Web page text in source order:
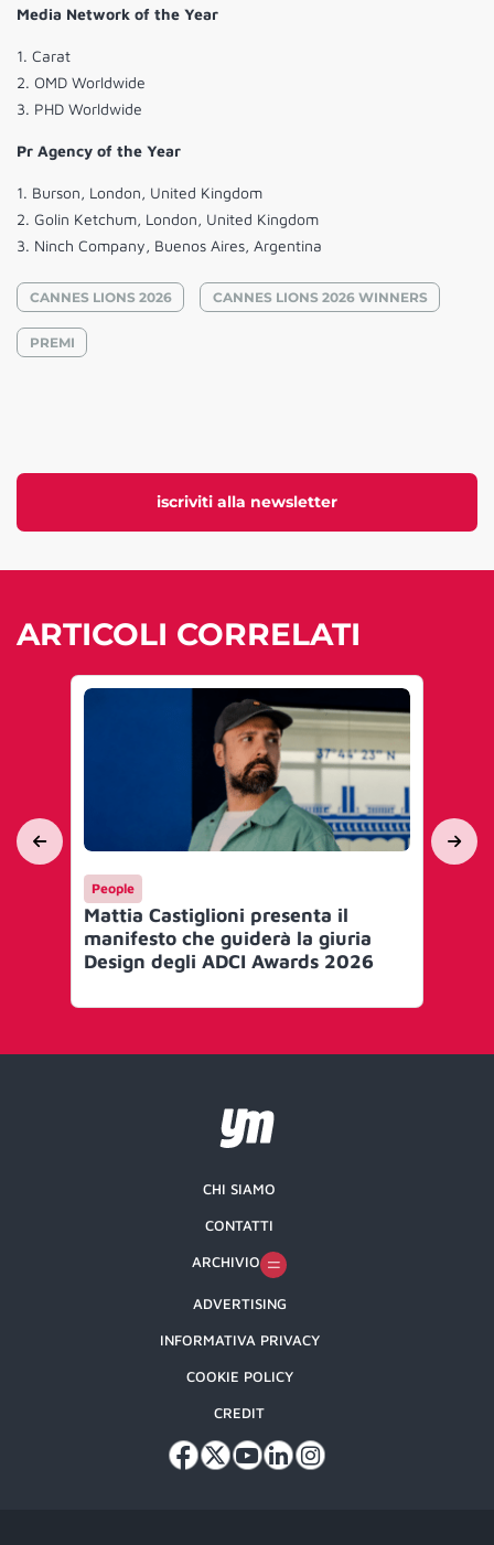
iscriviti alla newsletter
Media Network of the Year
1. Carat
2. OMD Worldwide
3. PHD Worldwide
Pr Agency of the Year
1. Burson, London, United Kingdom
2. Golin Ketchum, London, United Kingdom
3. Ninch Company, Buenos Aires, Argentina
CANNES LIONS 2026 CANNES LIONS 2026 WINNERS
PREMI
ARTICOLI CORRELATI
People
Mattia Castiglioni presenta il
manifesto che guiderà la giuria
Design degli ADCI Awards 2026
CHI SIAMO
CONTATTI
ARCHIVIO
ADVERTISING
INFORMATIVA PRIVACY
COOKIE POLICY
CREDIT